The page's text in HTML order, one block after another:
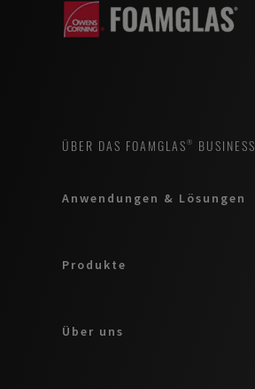
ÜBER DAS FOAMGLAS® BUSINESS
Anwendungen & Lösungen
Produkte
Über uns